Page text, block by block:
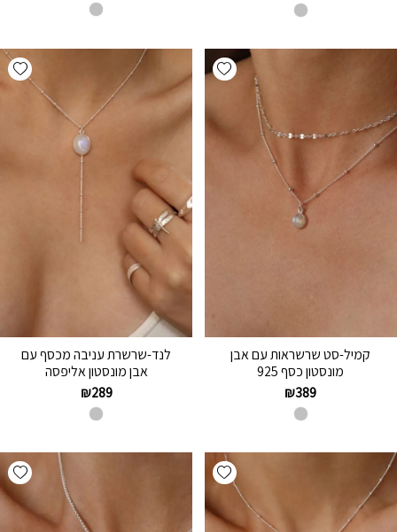
Add wishlist
קמיל-סט שרשראות עם אבן
מונסטון כסף 925
₪389
לנד-שרשרת עניבה מכסף עם
אבן מונסטון אליפסה
₪289
Add wishlist